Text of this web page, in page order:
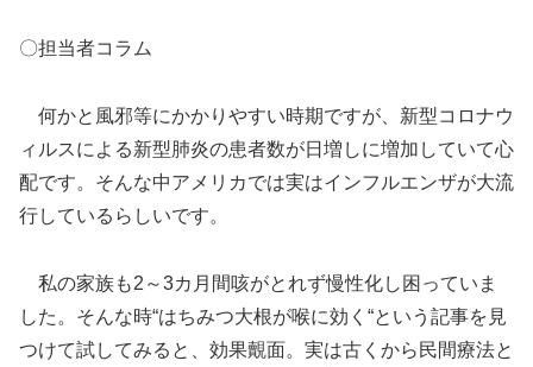
〇担当者コラム
何かと風邪等にかかりやすい時期ですが、新型コロナウ
ィルスによる新型肺炎の患者数が日増しに増加していて心
配です。そんな中アメリカでは実はインフルエンザが大流
行しているらしいです。
私の家族も2～3カ月間咳がとれず慢性化し困っていま
した。そんな時“はちみつ大根が喉に効く“という記事を見
つけて試してみると、効果覿面。実は古くから民間療法と